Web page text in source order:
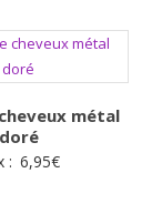
métal
doré
: 6,95€